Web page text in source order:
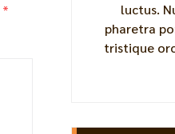
*
luctus.
pharetra
tristique